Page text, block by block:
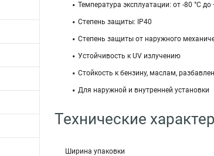
Температура эксплуатации: от -80 °С до
Степень защиты: IP40
Степень защиты от наружного
Устойчивость к UV излучению
Стойкость к бензину, маслам,
Для наружной и внутренней установки
Технические
Ширина упаковки